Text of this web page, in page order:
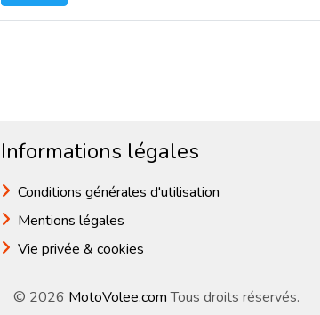
Informations légales
Conditions générales d'utilisation
Mentions légales
Vie privée & cookies
© 2026 MotoVolee.comTous droits réservés.